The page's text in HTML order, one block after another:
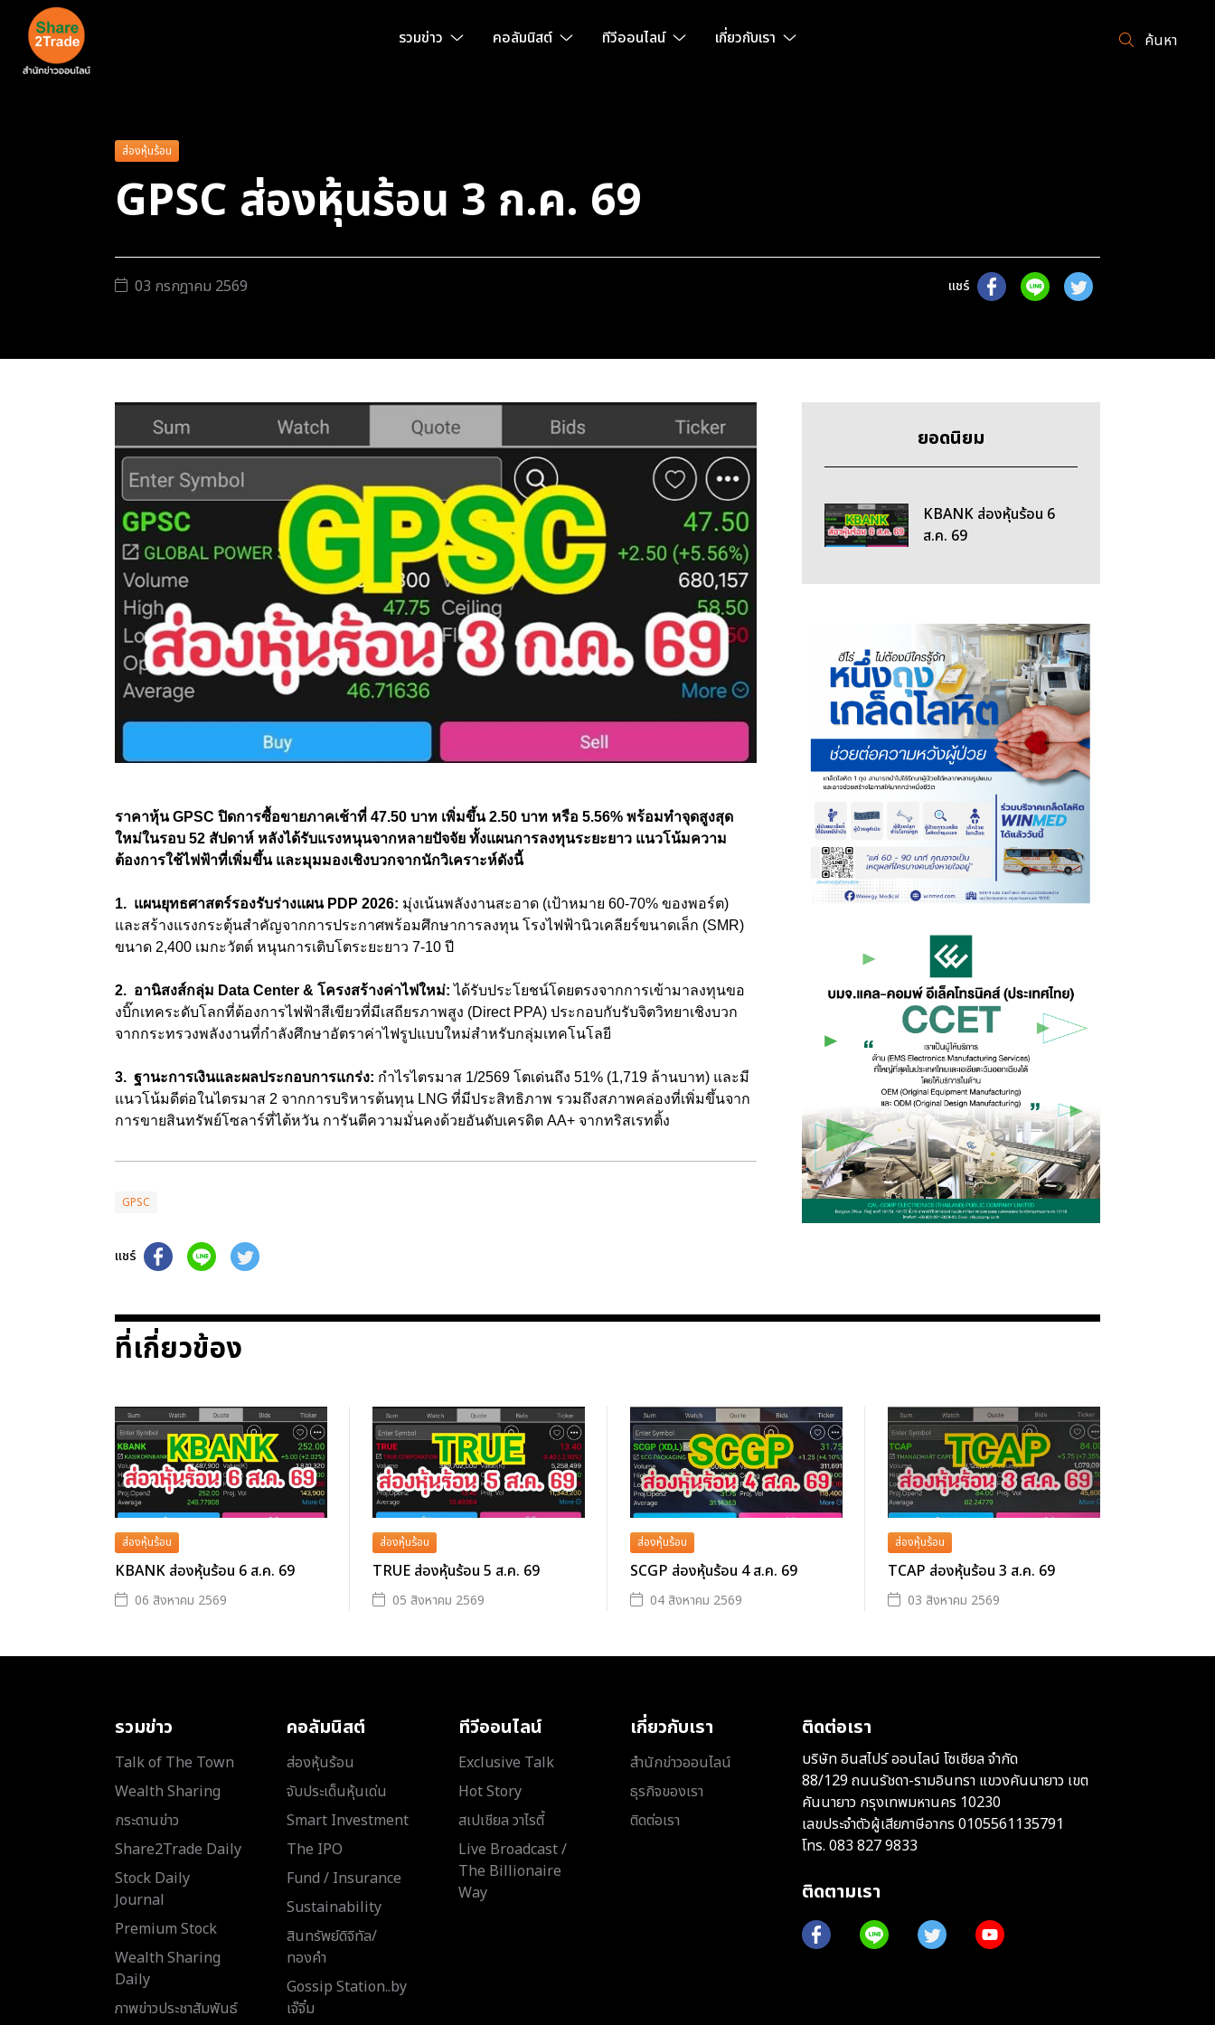
รวมข่าว คอลัมนิสต์ ทีวีออนไลน์ เกี่ยวกับเรา ค้นหา
ส่องหุ้นร้อน
GPSC ส่องหุ้นร้อน 3 ก.ค. 69
03 กรกฎาคม 2569 แชร์
ราคาหุ้น GPSC ปิดการซื้อขายภาคเช้าที่ 47.50 บาท เพิ่มขึ้น 2.50 บาท หรือ 5.56% พร้อมทำจุดสูงสุด
ใหม่ในรอบ 52 สัปดาห์ หลังได้รับแรงหนุนจากหลายปัจจัย ทั้งแผนการลงทุนระยะยาว แนวโน้มความ
ต้องการใช้ไฟฟ้าที่เพิ่มขึ้น และมุมมองเชิงบวกจากนักวิเคราะห์ดังนี้
1. แผนยุทธศาสตร์รองรับร่างแผน PDP 2026: มุ่งเน้นพลังงานสะอาด (เป้าหมาย 60-70% ของพอร์ต)
และสร้างแรงกระตุ้นสำคัญจากการประกาศพร้อมศึกษาการลงทุน โรงไฟฟ้านิวเคลียร์ขนาดเล็ก (SMR)
ขนาด 2,400 เมกะวัตต์ หนุนการเติบโตระยะยาว 7-10 ปี
2. อานิสงส์กลุ่ม Data Center & โครงสร้างค่าไฟใหม่: ได้รับประโยชน์โดยตรงจากการเข้ามาลงทุนขอ
งบิ๊กเทคระดับโลกที่ต้องการไฟฟ้าสีเขียวที่มีเสถียรภาพสูง (Direct PPA) ประกอบกับรับจิตวิทยาเชิงบวก
จากกระทรวงพลังงานที่กำลังศึกษาอัตราค่าไฟรูปแบบใหม่สำหรับกลุ่มเทคโนโลยี
3. ฐานะการเงินและผลประกอบการแกร่ง: กำไรไตรมาส 1/2569 โตเด่นถึง 51% (1,719 ล้านบาท) และมี
แนวโน้มดีต่อในไตรมาส 2 จากการบริหารต้นทุน LNG ที่มีประสิทธิภาพ รวมถึงสภาพคล่องที่เพิ่มขึ้นจาก
การขายสินทรัพย์โซลาร์ที่ไต้หวัน การันตีความมั่นคงด้วยอันดับเครดิต AA+ จากทริสเรทติ้ง
GPSC
แชร์
ยอดนิยม
KBANK ส่องหุ้นร้อน 6
ส.ค. 69
ที่เกี่ยวข้อง
ส่องหุ้นร้อน
KBANK ส่องหุ้นร้อน 6 ส.ค. 69
06 สิงหาคม 2569
ส่องหุ้นร้อน
TRUE ส่องหุ้นร้อน 5 ส.ค. 69
05 สิงหาคม 2569
ส่องหุ้นร้อน
SCGP ส่องหุ้นร้อน 4 ส.ค. 69
04 สิงหาคม 2569
ส่องหุ้นร้อน
TCAP ส่องหุ้นร้อน 3 ส.ค. 69
03 สิงหาคม 2569
รวมข่าว
Talk of The Town
Wealth Sharing
กระดานข่าว
Share2Trade Daily
Stock Daily
Journal
Premium Stock
Wealth Sharing
Daily
ภาพข่าวประชาสัมพันธ์
คอลัมนิสต์
ส่องหุ้นร้อน
จับประเด็นหุ้นเด่น
Smart Investment
The IPO
Fund / Insurance
Sustainability
สินทรัพย์ดิจิทัล/
ทองคำ
Gossip Station..by
เจ๊จิ๋ม
ทีวีออนไลน์
Exclusive Talk
Hot Story
สเปเชียล วาไรตี้
Live Broadcast /
The Billionaire
Way
เกี่ยวกับเรา
สำนักข่าวออนไลน์
ธุรกิจของเรา
ติดต่อเรา
ติดต่อเรา
บริษัท อินสไปร์ ออนไลน์ โซเชียล จำกัด
88/129 ถนนรัชดา-รามอินทรา แขวงคันนายาว เขต
คันนายาว กรุงเทพมหานคร 10230
เลขประจำตัวผู้เสียภาษีอากร 0105561135791
โทร. 083 827 9833
ติดตามเรา